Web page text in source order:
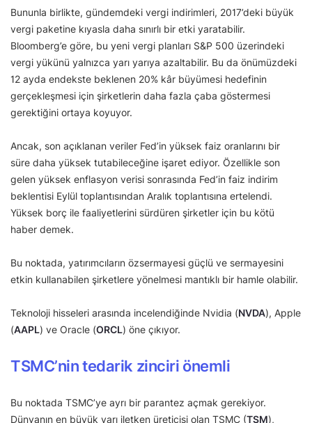
Bununla birlikte, gündemdeki vergi indirimleri, 2017’deki büyük
vergi paketine kıyasla daha sınırlı bir etki yaratabilir.
Bloomberg’e göre, bu yeni vergi planları S&P 500 üzerindeki
vergi yükünü yalnızca yarı yarıya azaltabilir. Bu da önümüzdeki
12 ayda endekste beklenen 20% kâr büyümesi hedefinin
gerçekleşmesi için şirketlerin daha fazla çaba göstermesi
gerektiğini ortaya koyuyor.
Ancak, son açıklanan veriler Fed’in yüksek faiz oranlarını bir
süre daha yüksek tutabileceğine işaret ediyor. Özellikle son
gelen yüksek enflasyon verisi sonrasında Fed’in faiz indirim
beklentisi Eylül toplantısından Aralık toplantısına ertelendi.
Yüksek borç ile faaliyetlerini sürdüren şirketler için bu kötü
haber demek.
Bu noktada, yatırımcıların özsermayesi güçlü ve sermayesini
etkin kullanabilen şirketlere yönelmesi mantıklı bir hamle olabilir.
Teknoloji hisseleri arasında incelendiğinde Nvidia (NVDA), Apple
(AAPL) ve Oracle (ORCL) öne çıkıyor.
TSMC’nin tedarik zinciri önemli
Bu noktada TSMC’ye ayrı bir parantez açmak gerekiyor.
Dünyanın en büyük yarı iletken üreticisi olan TSMC (TSM),